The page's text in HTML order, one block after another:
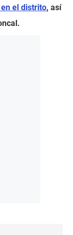
el distrito, así